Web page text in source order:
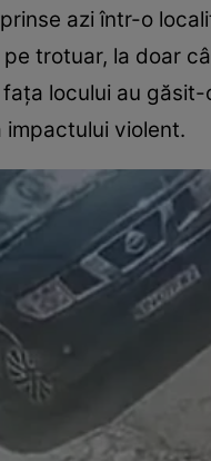
azi într-o
trotuar, la doar
locului au
impactului violent.